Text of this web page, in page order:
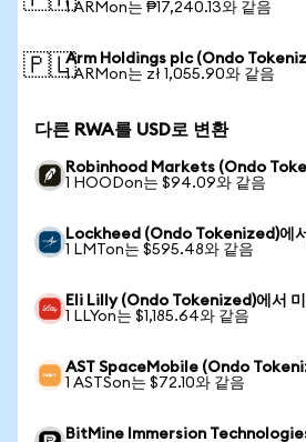
1 ARMon는 ₱17,240.13와 같음
🇵🇱Arm Holdings plc (Ondo
1 ARMon는 zł 1,055.90와 같음
다른 RWA를 USD로 변환
Robinhood Markets (Ondo
1 HOODon는 $94.09와 같음
Lockheed (Ondo Tokenized)에
1 LMTon는 $595.48와 같음
Eli Lilly (Ondo Tokenized)에서 미
1 LLYon는 $1,185.64와 같음
AST SpaceMobile (Ondo
1 ASTSon는 $72.10와 같음
BitMine Immersion